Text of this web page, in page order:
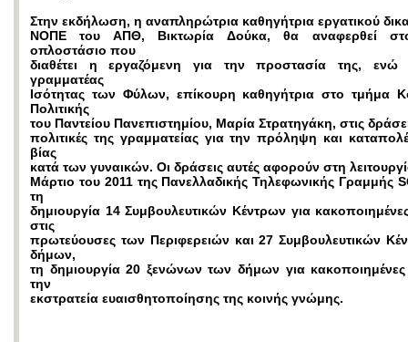
Στην εκδήλωση, η αναπληρώτρια καθηγήτρια εργατικού
ΝΟΠΕ του ΑΠΘ, Βικτωρία Δούκα, θα αναφερθεί
οπλοστάσιο που
διαθέτει η εργαζόμενη για την προστασία της, ενώ
γραμματέας
Ισότητας των Φύλων, επίκουρη καθηγήτρια στο τμήμα
Πολιτικής
του Παντείου Πανεπιστημίου, Μαρία Στρατηγάκη, στις
πολιτικές της γραμματείας για την πρόληψη και
βίας
κατά των γυναικών. Οι δράσεις αυτές αφορούν στη
Μάρτιο του 2011 της Πανελλαδικής Τηλεφωνικής Γραμμής
τη
δημιουργία 14 Συμβουλευτικών Κέντρων για
στις
πρωτεύουσες των Περιφερειών και 27 Συμβουλευτικών
δήμων,
τη δημιουργία 20 ξενώνων των δήμων για κακοποιημένες
την
εκστρατεία ευαισθητοποίησης της κοινής γνώμης.